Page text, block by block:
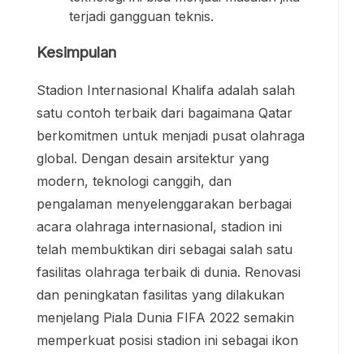
terjadi gangguan teknis.
Kesimpulan
Stadion Internasional Khalifa adalah salah
satu contoh terbaik dari bagaimana Qatar
berkomitmen untuk menjadi pusat olahraga
global. Dengan desain arsitektur yang
modern, teknologi canggih, dan
pengalaman menyelenggarakan berbagai
acara olahraga internasional, stadion ini
telah membuktikan diri sebagai salah satu
fasilitas olahraga terbaik di dunia. Renovasi
dan peningkatan fasilitas yang dilakukan
menjelang Piala Dunia FIFA 2022 semakin
memperkuat posisi stadion ini sebagai ikon